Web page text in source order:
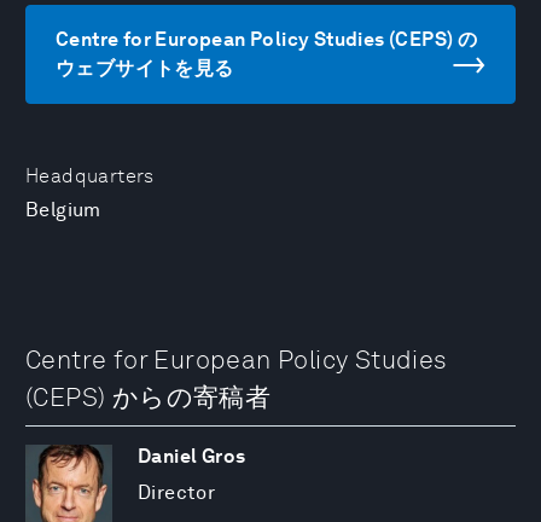
Headquarters
Belgium
Centre for European Policy Studies (CEPS) の
ウェブサイトを見る
Centre for European Policy Studies
(CEPS) からの寄稿者
Daniel Gros
Director